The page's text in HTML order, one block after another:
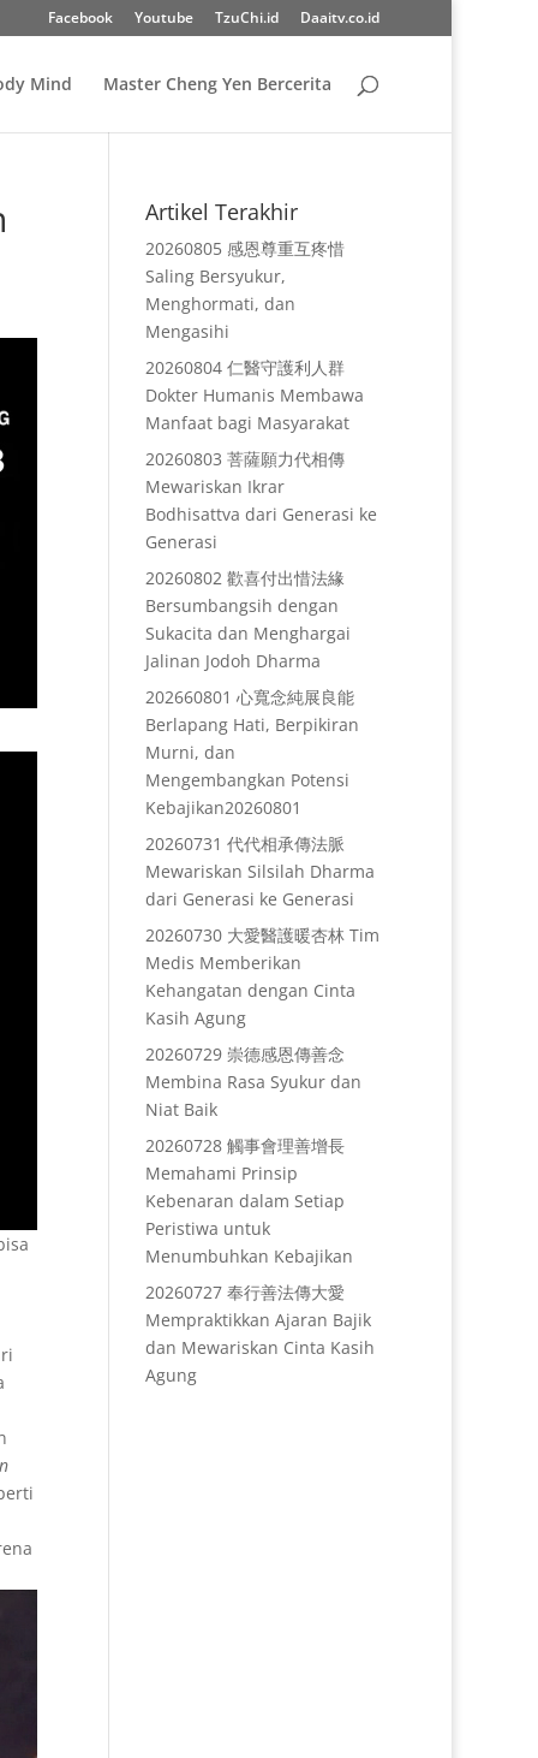
Facebook Youtube TzuChi.id Daaitv.co.id
Mind Master Cheng Yen Bercerita
Artikel Terakhir
20260805 感恩尊重互疼惜
Saling Bersyukur,
Menghormati, dan
Mengasihi
20260804 仁醫守護利人群
Dokter Humanis Membawa
Manfaat bagi Masyarakat
20260803 菩薩願力代相傳
Mewariskan Ikrar
Bodhisattva dari Generasi ke
Generasi
20260802 歡喜付出惜法緣
Bersumbangsih dengan
Sukacita dan Menghargai
Jalinan Jodoh Dharma
202660801 心寬念純展良能
Berlapang Hati, Berpikiran
Murni, dan
Mengembangkan Potensi
Kebajikan20260801
20260731 代代相承傳法脈
Mewariskan Silsilah Dharma
dari Generasi ke Generasi
20260730 大愛醫護暖杏林 Tim
Medis Memberikan
Kehangatan dengan Cinta
Kasih Agung
20260729 崇德感恩傳善念
Membina Rasa Syukur dan
Niat Baik
20260728 觸事會理善增長
Memahami Prinsip
Kebenaran dalam Setiap
Peristiwa untuk
Menumbuhkan Kebajikan
20260727 奉行善法傳大愛
Mempraktikkan Ajaran Bajik
dan Mewariskan Cinta Kasih
Agung